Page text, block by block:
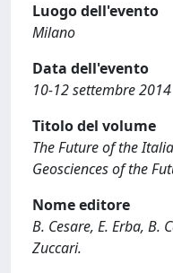
Luogo dell'evento
Milano
Data dell'evento
10-12 settembre 2014
Titolo del volume
The Future of the
Geosciences of the
Nome editore
B. Cesare, E. Erba, B.
Zuccari.